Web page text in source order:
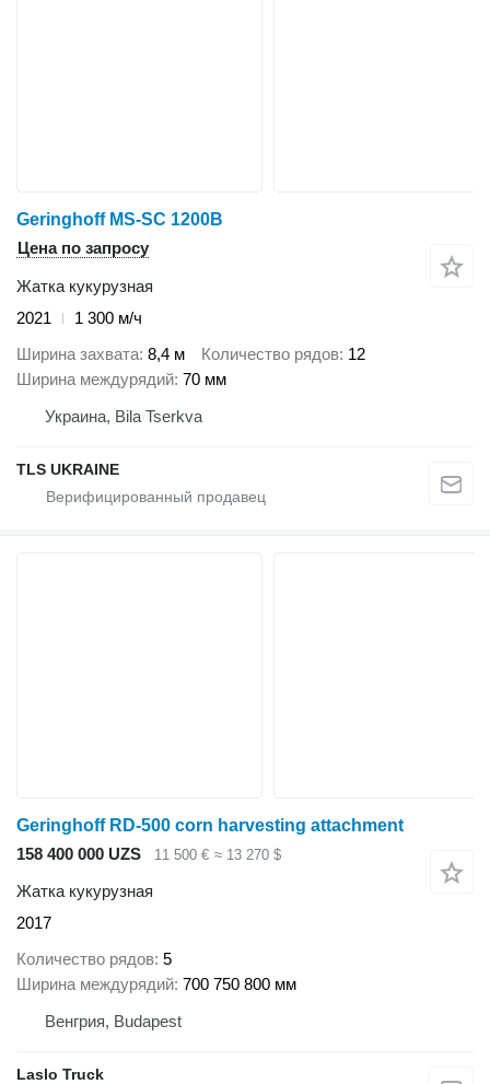
Geringhoff MS-SC 1200B
Цена по запросу
Жатка кукурузная
2021
1 300 м/ч
Ширина захвата 8,4 м Количество рядов 12
Ширина междурядий 70 мм
Украина, Bila Tserkva
TLS UKRAINE
Geringhoff RD-500 corn harvesting attachment
158 400 000 UZS
11 500 € ≈ 13 270 $
Жатка кукурузная
2017
Количество рядов 5
Ширина междурядий 700 750 800 мм
Венгрия, Budapest
Laslo Truck